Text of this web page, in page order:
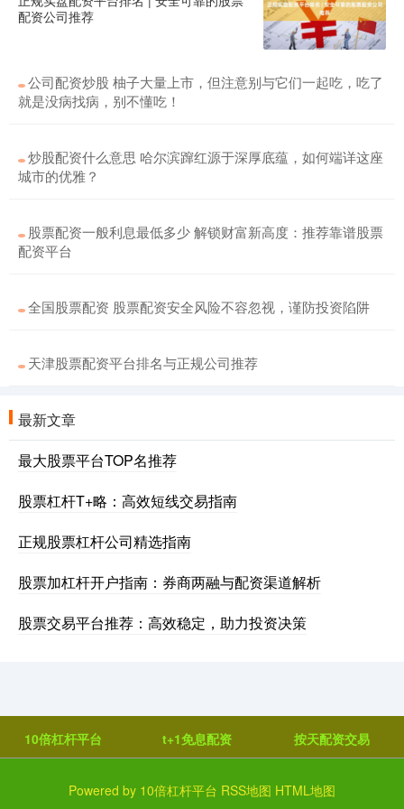
配资公司推荐
公司配资炒股 柚子大量上市，但注意别与它们一起吃，吃了
就是没病找病，别不懂吃！
炒股配资什么意思 哈尔滨蹿红源于深厚底蕴，如何端详这座
城市的优雅？
股票配资一般利息最低多少 解锁财富新高度：推荐靠谱股票
配资平台
全国股票配资 股票配资安全风险不容忽视，谨防投资陷阱
天津股票配资平台排名与正规公司推荐
最新文章
最大股票平台TOP名推荐
股票杠杆T+略：高效短线交易指南
正规股票杠杆公司精选指南
股票加杠杆开户指南：券商两融与配资渠道解析
股票交易平台推荐：高效稳定，助力投资决策
10倍杠杆平台 t+1免息配资 按天配资交易
Powered by 10倍杠杆平台 RSS地图 HTML地图